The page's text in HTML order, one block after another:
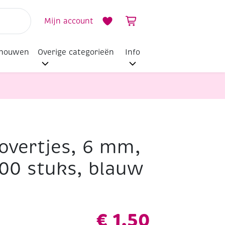
Mijn account
Overige categorieën Info
blauw
6 mm,
stuks, blauw
€ 1,50